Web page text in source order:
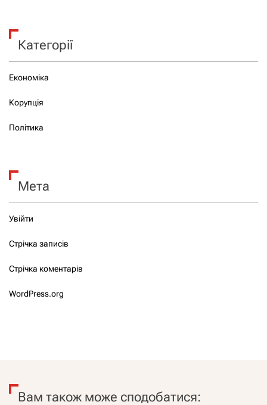
Категорії
Економіка
Корупція
Політика
Мета
Увійти
Стрічка записів
Стрічка коментарів
WordPress.org
Вам також може сподобатися: